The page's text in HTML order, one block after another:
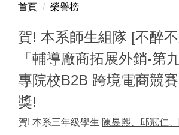
首頁 榮譽榜
賀! 本系師生組隊 [不醉
「輔導廠商拓展外銷-第
專院校B2B 跨境電商競
獎!
賀! 本系三年級學生 陳昱熙、邱冠仁